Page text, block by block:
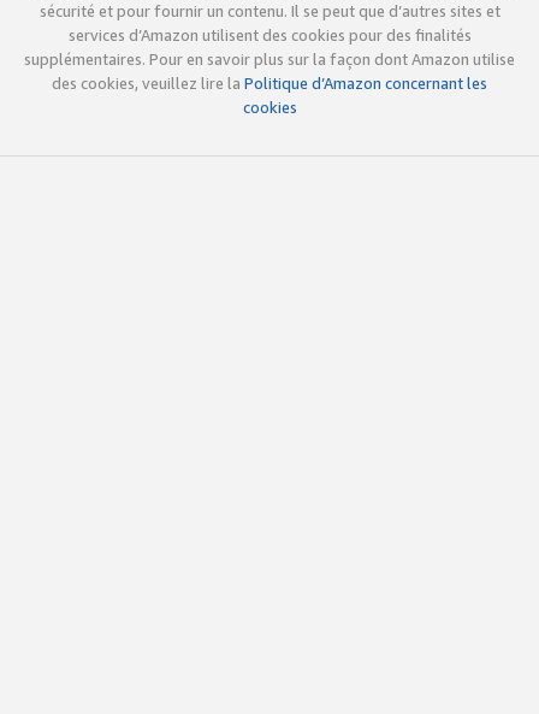
sécurité et pour fournir un contenu. Il se peut que d’autres sites et
services d’Amazon utilisent des cookies pour des finalités
supplémentaires. Pour en savoir plus sur la façon dont Amazon utilise
des cookies, veuillez lire la Politique d’Amazon concernant les
cookies